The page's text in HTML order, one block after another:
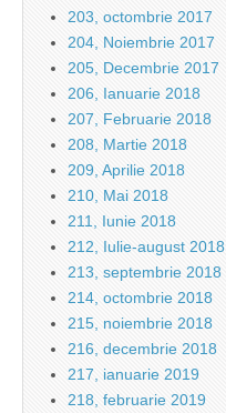
203, octombrie 2017
204, Noiembrie 2017
205, Decembrie 2017
206, Ianuarie 2018
207, Februarie 2018
208, Martie 2018
209, Aprilie 2018
210, Mai 2018
211, Iunie 2018
212, Iulie-august 2018
213, septembrie 2018
214, octombrie 2018
215, noiembrie 2018
216, decembrie 2018
217, ianuarie 2019
218, februarie 2019